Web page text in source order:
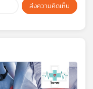
ส่งความคิดเห็น